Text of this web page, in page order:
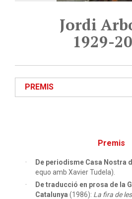
Jordi
1929-
PREMIS
Premis
De periodisme Casa Nostra
equo amb Xavier Tudela).
De traducció en prosa de la
Catalunya (1986): La fira de